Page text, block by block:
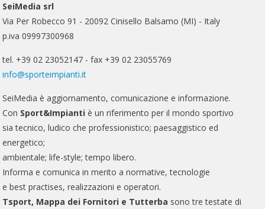
SeiMedia srl
Via Per Robecco 91 - 20092 Cinisello Balsamo (MI) - Italy
p.iva 09997300968
tel. +39 02 23052147 - fax +39 02 23055769
info@sporteimpianti.it
SeiMedia è aggiornamento, comunicazione e informazione.
Con Sport&Impianti è un riferimento per il mondo sportivo
sia tecnico, ludico che professionistico; paesaggistico ed
energetico;
ambientale; life-style; tempo libero.
Informa e comunica in merito a normative, tecnologie
e best practises, realizzazioni e operatori.
Tsport, Mappa dei Fornitori e Tutterba sono tre testate di